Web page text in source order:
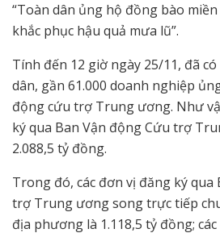
“Toàn dân ủng hộ đồng bào
khắc phục hậu quả mưa lũ”.
Tính đến 12 giờ ngày 25/11, đã
dân, gần 61.000 doanh nghiệp
động cứu trợ Trung ương. Như
ký qua Ban Vận động Cứu trợ
2.088,5 tỷ đồng.
Trong đó, các đơn vị đăng ký qua
trợ Trung ương song trực tiếp
địa phương là 1.118,5 tỷ đồng;